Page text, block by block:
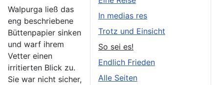
In medias res
Trotz und Einsicht
So sei es!
Endlich Frieden
Alle Seiten
Walpurga ließ das
eng beschriebene
Büttenpapier sinken
und warf ihrem
Vetter einen
irritierten Blick zu.
Sie war nicht sicher,